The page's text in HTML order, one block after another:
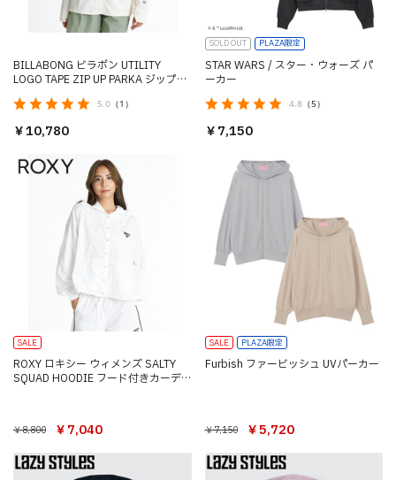
BILLABONG ビラボン UTILITY
LOGO TAPE ZIP UP PARKA ジップラ
5.0 （1）
￥10,780
SOLD OUT PLAZA限定
STAR WARS / スター・ウォーズ パ
ーカー
4.8 （5）
￥7,150
SALE
ROXY ロキシー ウィメンズ SALTY
SQUAD HOODIE フード付きカーデ
￥8,800 ￥7,040
SALE PLAZA限定
Furbish ファービッシュ UVパーカー
￥7,150 ￥5,720